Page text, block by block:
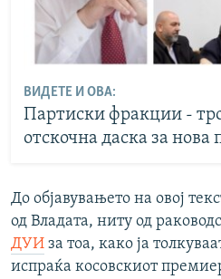
ВИДЕТЕ И ОВА:
Партиски фракции -
отскочна даска за нова
До објавувањето на овој
од Владата, ниту од
ДУИ за тоа, како ја
испраќа косовскиот